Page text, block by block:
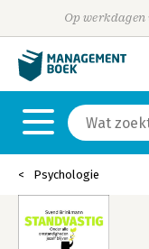
Op
Psychologie